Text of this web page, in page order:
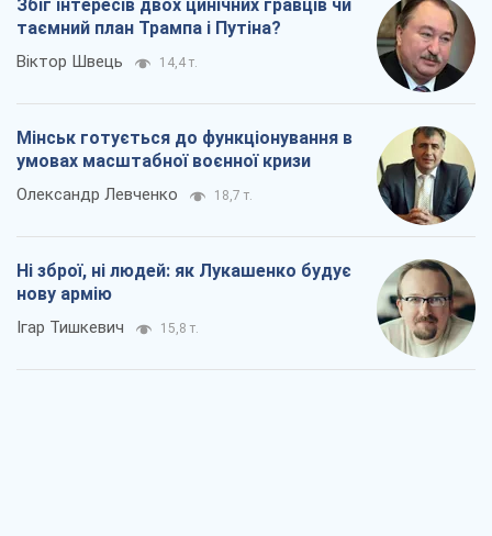
Збіг інтересів двох цинічних гравців чи
таємний план Трампа і Путіна?
Віктор Швець 14,4 т.
Мінськ готується до функціонування в
умовах масштабної воєнної кризи
Олександр Левченко 18,7 т.
Ні зброї, ні людей: як Лукашенко будує
нову армію
Ігар Тишкевич 15,8 т.